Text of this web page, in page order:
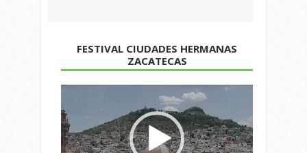
FESTIVAL CIUDADES HERMANAS
ZACATECAS
de
vídeo